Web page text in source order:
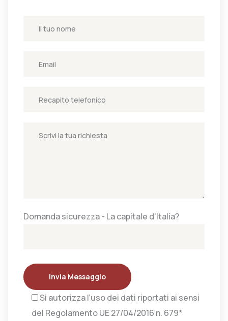
Domanda sicurezza - La capitale d'Italia?
Invia Messaggio
Si autorizza l’uso dei dati riportati ai sensi
del Regolamento UE 27/04/2016 n. 679*